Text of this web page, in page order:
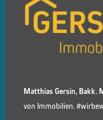
Matthias Gersin, Bakk.
von Immobilien.